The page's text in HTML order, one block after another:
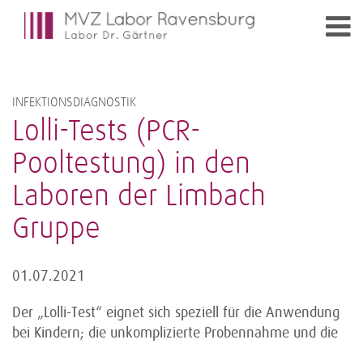
INFEKTIONSDIAGNOSTIK
Lolli-Tests (PCR-
Pooltestung) in den
Laboren der Limbach
Gruppe
01.07.2021
Der „Lolli-Test“ eignet sich speziell für die Anwendung
bei Kindern; die unkomplizierte Probennahme und die